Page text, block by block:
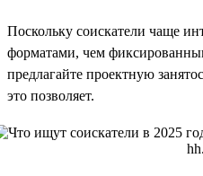
Поскольку соискатели чаще
форматами, чем
предлагайте проектную
это позволяет.